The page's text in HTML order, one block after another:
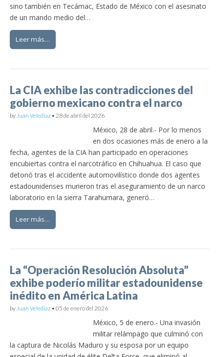
sino también en Tecámac, Estado de México con el asesinato
de un mando medio del…
Leer más…
La CIA exhibe las contradicciones del
gobierno mexicano contra el narco
by Juan Velediaz • 28 de abril del 2026
México, 28 de abril.- Por lo menos
en dos ocasiones más de enero a la
fecha, agentes de la CIA han participado en operaciones
encubiertas contra el narcotráfico en Chihuahua. El caso que
detonó tras el accidente automovilístico donde dos agentes
estadounidenses murieron tras el aseguramiento de un narco
laboratorio en la sierra Tarahumara, generó…
Leer más…
La “Operación Resolución Absoluta”
exhibe poderío militar estadounidense
inédito en América Latina
by Juan Velediaz • 05 de enero del 2026
México, 5 de enero.- Una invasión
militar relámpago que culminó con
la captura de Nicolás Maduro y su esposa por un equipo